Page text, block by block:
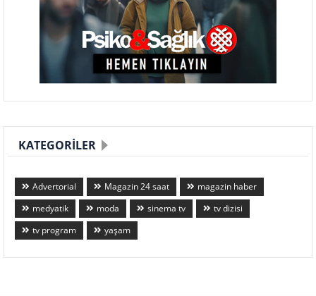
KATEGORILER
Advertorial Magazin 24 saat
magazin haber
medyatik
moda sinema tv
tv dizisi
tv program
yaşam